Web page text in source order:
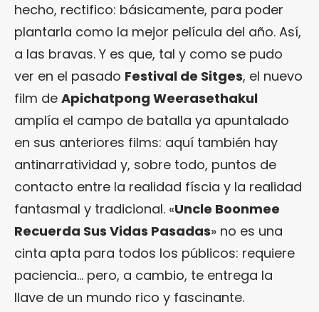
hecho, rectifico: básicamente, para poder
plantarla como la mejor película del año. Así,
a las bravas. Y es que, tal y como se pudo
ver en el pasado Festival de Sitges, el nuevo
film de Apichatpong Weerasethakul
amplía el campo de batalla ya apuntalado
en sus anteriores films: aquí también hay
antinarratividad y, sobre todo, puntos de
contacto entre la realidad físcia y la realidad
fantasmal y tradicional. «Uncle Boonmee
Recuerda Sus Vidas Pasadas» no es una
cinta apta para todos los públicos: requiere
paciencia… pero, a cambio, te entrega la
llave de un mundo rico y fascinante.